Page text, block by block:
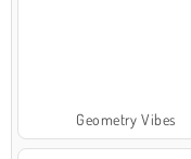
Geometry Vibes